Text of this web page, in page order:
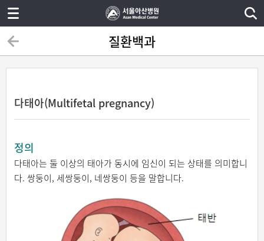
질환백과
다태아(Multifetal pregnancy)
정의
다태아는 둘 이상의 태아가 동시에 임신이 되는 상태를 의미합니
다. 쌍둥이, 세쌍둥이, 네쌍둥이 등을 말합니다.